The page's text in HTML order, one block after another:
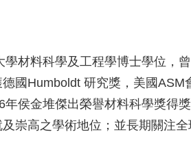
料科學及工程學博士學位，
國Humboldt 研究獎，美國
侯金堆傑出榮譽材料科學獎得
崇高之學術地位；並長期關注